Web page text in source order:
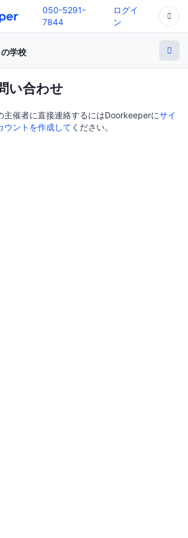
050-5291-
7844
ログイ
ン
学校
い合わせ
主催者に直接連絡するにはDoorkeeperにサイ
ウントを作成して ください。